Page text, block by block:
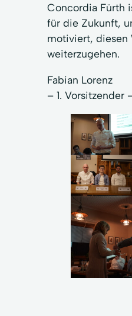
Concordia Fürth
für die Zukunft,
motiviert, diesen
weiterzugehen.
Fabian Lorenz
– 1. Vorsitzender